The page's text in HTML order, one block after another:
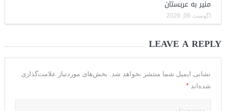
منیر به عربستان
آگوست 06, 2026
LEAVE A REPLY
نشانی ایمیل شما منتشر نخواهد شد.
بخش‌های موردنیاز علامت‌گذاری
شده‌اند *